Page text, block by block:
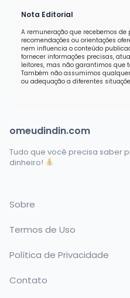
Nota Editorial
A remuneração que recebemos
recomendações ou orientações
nem influencia o conteúdo
fornecer informações precisas,
leitores, mas não garantimos que
Também não assumimos
ou adequação a diferentes
omeudindin.com
Tudo que você precisa saber
dinheiro!
Sobre
Termos de Uso
Política de Privacidade
Contato